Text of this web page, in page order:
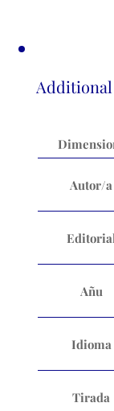
Autor/a
Añu
Idioma
Tirada